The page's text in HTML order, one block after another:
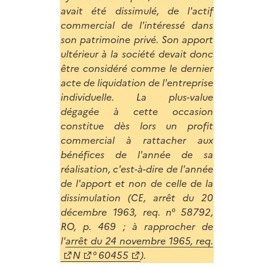
avait été dissimulé, de l'actif
commercial de l'intéressé dans
son patrimoine privé. Son apport
ultérieur à la société devait donc
être considéré comme le dernier
acte de liquidation de l'entreprise
individuelle. La plus-value
dégagée à cette occasion
constitue dès lors un profit
commercial à rattacher aux
bénéfices de l'année de sa
réalisation, c'est-à-dire de l'année
de l'apport et non de celle de la
dissimulation (CE, arrêt du 20
décembre 1963, req. n° 58792,
RO, p. 469 ; à rapprocher de
l'arrêt du 24 novembre 1965, req.
N
° 60455
).